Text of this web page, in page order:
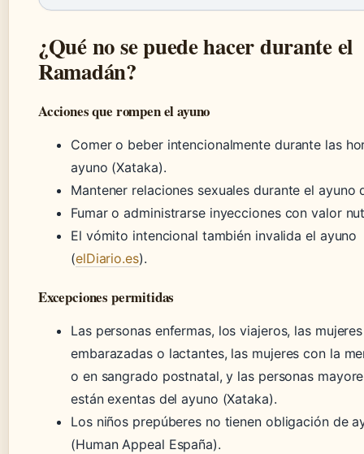
¿Qué no se puede hacer durante el
Ramadán?
Acciones que rompen el ayuno
Comer o beber intencionalmente durante las
ayuno (Xataka).
Mantener relaciones sexuales durante el ayuno
Fumar o administrarse inyecciones con valor
El vómito intencional también invalida el ayuno
(elDiario.es).
Excepciones permitidas
Las personas enfermas, los viajeros, las mujeres
embarazadas o lactantes, las mujeres con la
o en sangrado postnatal, y las personas
están exentas del ayuno (Xataka).
Los niños prepúberes no tienen obligación de
(Human Appeal España).